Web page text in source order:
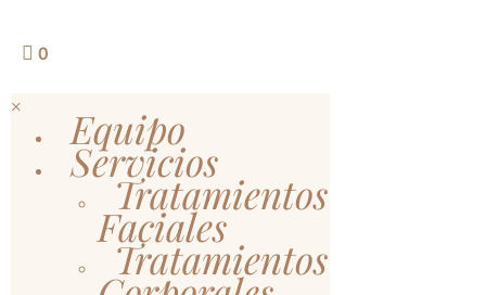
0
× Equipo
Servicios
Tratamientos
Faciales
Tratamientos